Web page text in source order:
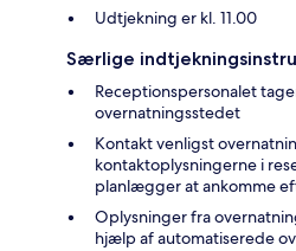
Udtjekning er kl. 11.00
Særlige
Receptionspersonalet
overnatningsstedet
Kontakt venligst
kontaktoplysningerne i
planlægger at ankomme
Oplysninger fra
hjælp af automatiserede